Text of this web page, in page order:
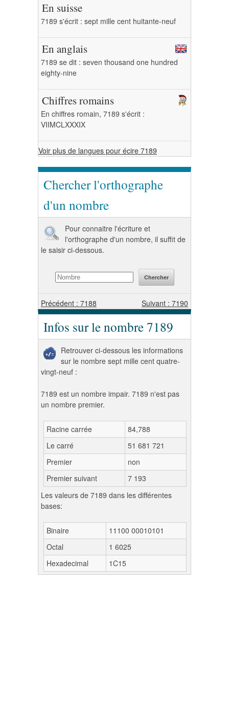
En suisse
7189 s'écrit : sept mille cent huitante-neuf
En anglais
7189 se dit : seven thousand one hundred
eighty-nine
Chiffres romains
En chiffres romain, 7189 s'écrit :
VIIMCLXXXIX
Voir plus de langues pour écire 7189
Chercher l'orthographe
d'un nombre
Pour connaitre l'écriture et
l'orthographe d'un nombre, il suffit de
le saisir ci-dessous.
Précédent : 7188 Suivant : 7190
Infos sur le nombre 7189
Retrouver ci-dessous les informations
sur le nombre sept mille cent quatre-
vingt-neuf :
7189 est un nombre impair. 7189 n'est pas
un nombre premier.
Racine carrée
84,788
Le carré
51 681 721
Premier
non
Premier suivant
7 193
Les valeurs de 7189 dans les différentes
bases:
Binaire
11100 00010101
Octal
1 6025
Hexadecimal
1C15